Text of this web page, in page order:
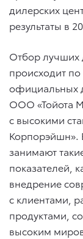
дилерских
результаты в
Отбор лучших
происходит
официальных
ООО «Тойота
с высокими
Корпорэйшн».
занимают
показателей,
внедрение
с клиентами,
продуктами,
высоким